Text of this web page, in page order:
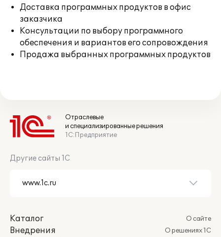
Доставка программных продуктов в офис
заказчика
Консультации по выбору программного
обеспечения и вариантов его сопровождения
Продажа выбранных программных продуктов
Отраслевые
и специализированные решения
1С:Предприятие
Другие сайты 1С
Каталог
Внедрения
О сайте
О решениях 1С